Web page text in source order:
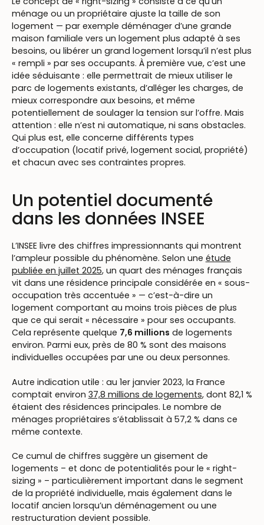
ménage ou un propriétaire ajuste la taille de son
logement — par exemple déménager d’une grande
maison familiale vers un logement plus adapté à ses
besoins, ou libérer un grand logement lorsqu’il n’est plus
« rempli » par ses occupants. À première vue, c’est une
idée séduisante : elle permettrait de mieux utiliser le
parc de logements existants, d’alléger les charges, de
mieux correspondre aux besoins, et même
potentiellement de soulager la tension sur l’offre. Mais
attention : elle n’est ni automatique, ni sans obstacles.
Qui plus est, elle concerne différents types
d’occupation (locatif privé, logement social, propriété)
et chacun avec ses contraintes propres.
Un potentiel documenté
dans les données INSEE
L’INSEE livre des chiffres impressionnants qui montrent
l’ampleur possible du phénomène. Selon une étude
publiée en juillet 2025, un quart des ménages français
vit dans une résidence principale considérée en « sous-
occupation très accentuée » — c’est-à-dire un
logement comportant au moins trois pièces de plus
que ce qui serait « nécessaire » pour ses occupants.
Cela représente quelque 7,6 millions de logements
environ. Parmi eux, près de 80 % sont des maisons
individuelles occupées par une ou deux personnes.
Autre indication utile : au 1er janvier 2023, la France
comptait environ 37,8 millions de logements, dont 82,1 %
étaient des résidences principales. Le nombre de
ménages propriétaires s’établissait à 57,2 % dans ce
même contexte.
Ce cumul de chiffres suggère un gisement de
logements – et donc de potentialités pour le « right-
sizing » – particulièrement important dans le segment
de la propriété individuelle, mais également dans le
locatif ancien lorsqu’un déménagement ou une
restructuration devient possible.